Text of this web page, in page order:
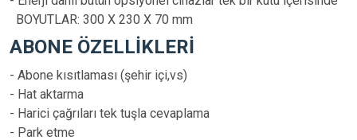
BOYUTLAR: 300 X 230 X 70 mm
ABONE ÖZELLİKLERİ
- Abone kısıtlaması (şehir içi,vs)
- Hat aktarma
- Harici çağrıları tek tuşla cevaplama
- Park etme